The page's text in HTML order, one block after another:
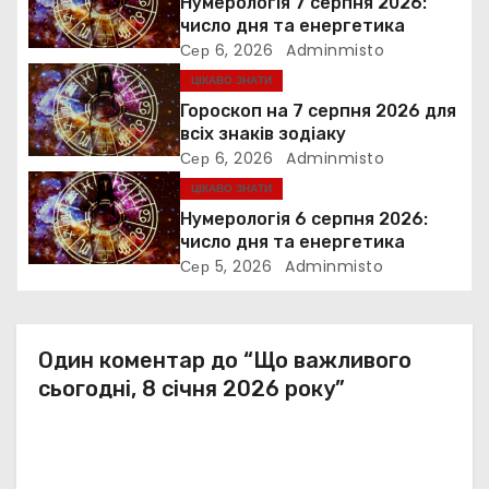
з
а
п
и
с
і
число дня та енергетика
Сер 6, 2026 Adminmisto
ЦІКАВО ЗНАТИ
Гороскоп на 7 серпня 2026 для
всіх знаків зодіаку
Сер 6, 2026 Adminmisto
ЦІКАВО ЗНАТИ
Нумерологія 6 серпня 2026:
число дня та енергетика
Сер 5, 2026 Adminmisto
Один коментар до “Що важливого
сьогодні, 8 січня 2026 року”